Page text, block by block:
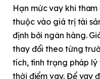
Hạn mức vay khi
thuộc vào giá trị tài
định bởi ngân hàng.
thay đổi theo từng
tích, tình trạng pháp
thời điểm vay. Để vay